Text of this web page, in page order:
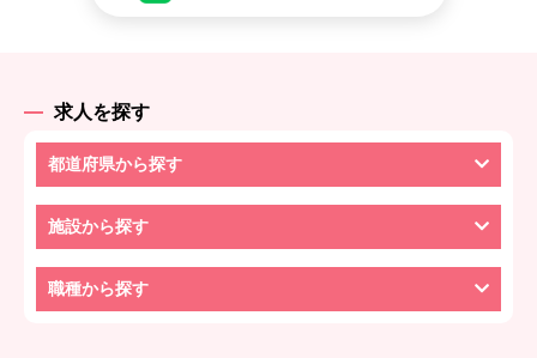
求人を探す
都道府県から探す
施設から探す
職種から探す